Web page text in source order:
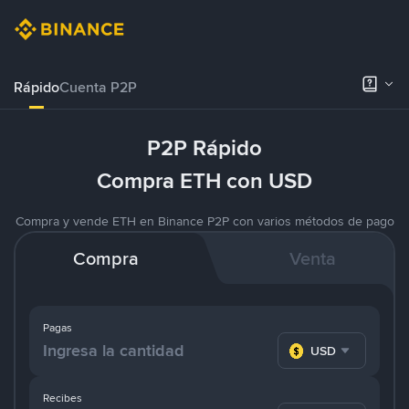
RápidoCuenta P2P
P2P Rápido
Compra ETH con USD
Compra y vende ETH en Binance P2P con varios métodos de pago
Compra Venta
Pagas
USD
Recibes